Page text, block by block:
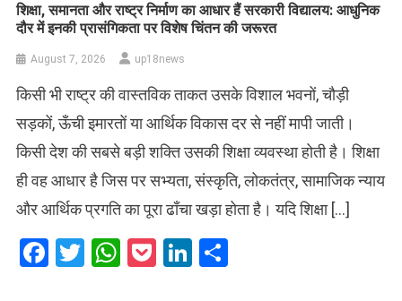
शिक्षा, समानता और राष्ट्र निर्माण का आधार हैं सरकारी विद्यालय: आधुनिक
दौर में इनकी प्रासंगिकता पर विशेष चिंतन की जरूरत
August 7, 2026 up18news
किसी भी राष्ट्र की वास्तविक ताकत उसके विशाल भवनों, चौड़ी
सड़कों, ऊँची इमारतों या आर्थिक विकास दर से नहीं मापी जाती।
किसी देश की सबसे बड़ी शक्ति उसकी शिक्षा व्यवस्था होती है। शिक्षा
ही वह आधार है जिस पर सभ्यता, संस्कृति, लोकतंत्र, सामाजिक न्याय
और आर्थिक प्रगति का पूरा ढाँचा खड़ा होता है। यदि शिक्षा […]
Facebook
Twitter
WhatsApp
PocketLinkedIn